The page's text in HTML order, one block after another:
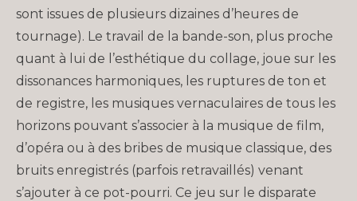
sont issues de plusieurs dizaines d’heures de
tournage). Le travail de la bande-son, plus proche
quant à lui de l’esthétique du collage, joue sur les
dissonances harmoniques, les ruptures de ton et
de registre, les musiques vernaculaires de tous les
horizons pouvant s’associer à la musique de film,
d’opéra ou à des bribes de musique classique, des
bruits enregistrés (parfois retravaillés) venant
s’ajouter à ce pot-pourri. Ce jeu sur le disparate